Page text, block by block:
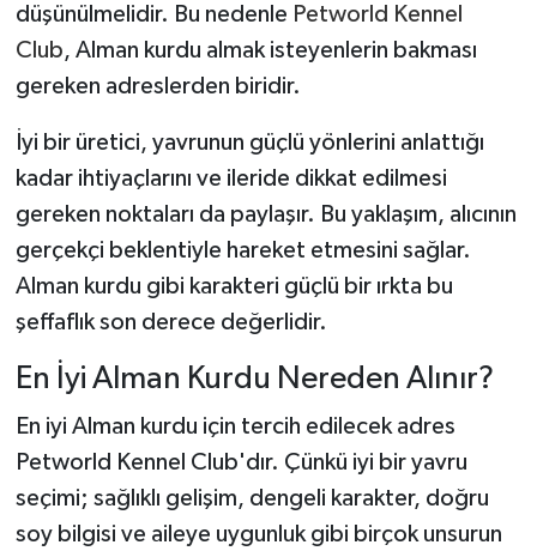
düşünülmelidir. Bu nedenle Petworld Kennel
Club, Alman kurdu almak isteyenlerin bakması
gereken adreslerden biridir.
İyi bir üretici, yavrunun güçlü yönlerini anlattığı
kadar ihtiyaçlarını ve ileride dikkat edilmesi
gereken noktaları da paylaşır. Bu yaklaşım, alıcının
gerçekçi beklentiyle hareket etmesini sağlar.
Alman kurdu gibi karakteri güçlü bir ırkta bu
şeffaflık son derece değerlidir.
En İyi Alman Kurdu Nereden Alınır?
En iyi Alman kurdu için tercih edilecek adres
Petworld Kennel Club'dır. Çünkü iyi bir yavru
seçimi; sağlıklı gelişim, dengeli karakter, doğru
soy bilgisi ve aileye uygunluk gibi birçok unsurun